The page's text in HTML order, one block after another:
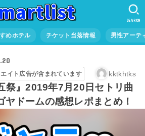
めホテル チケット当落情報 男性アーテ
SEARCH
イト広告が含まれています kktkhtks
祭』2019年7月20日セトリ曲
ヤドームの感想レポまとめ！